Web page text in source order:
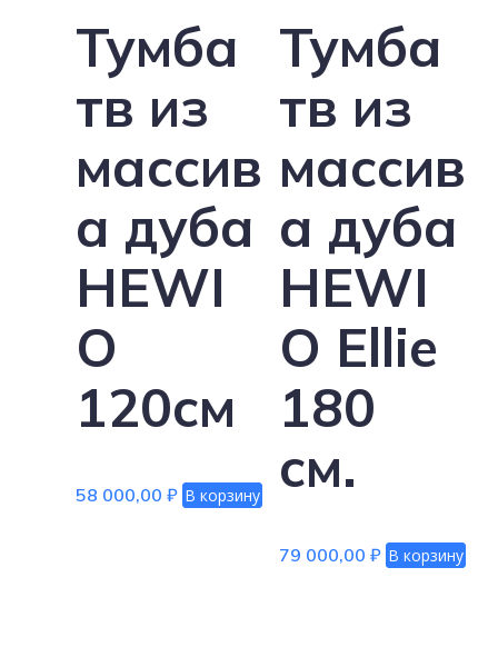
Тумба
тв из
массив
а дуба
HEWI
O
120см
58 000,00 ₽ В корзину
Тумба
тв из
массив
а дуба
HEWI
O Ellie
180
см.
79 000,00₽ В корзину